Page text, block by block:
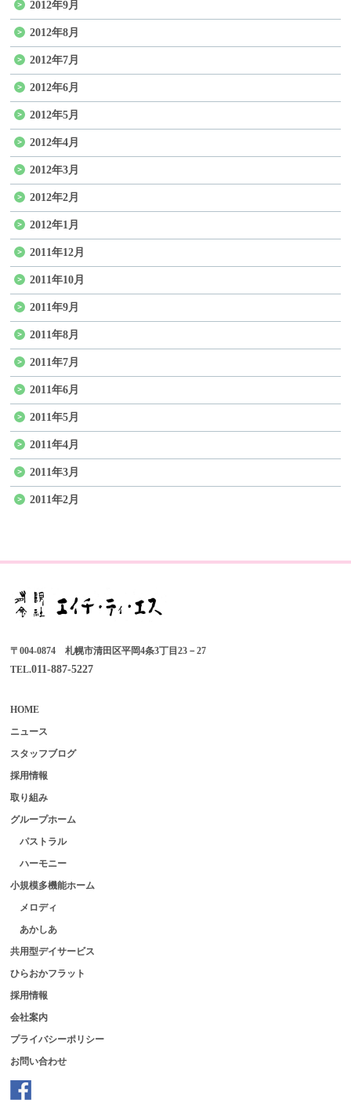
2012年9月
2012年8月
2012年7月
2012年6月
2012年5月
2012年4月
2012年3月
2012年2月
2012年1月
2011年12月
2011年10月
2011年9月
2011年8月
2011年7月
2011年6月
2011年5月
2011年4月
2011年3月
2011年2月
〒004-0874 札幌市清田区平岡4条3丁目23－27
TEL.011-887-5227
HOME
ニュース
スタッフブログ
採用情報
取り組み
グループホーム
パストラル
ハーモニー
小規模多機能ホーム
メロディ
あかしあ
共用型デイサービス
ひらおかフラット
採用情報
会社案内
プライバシーポリシー
お問い合わせ